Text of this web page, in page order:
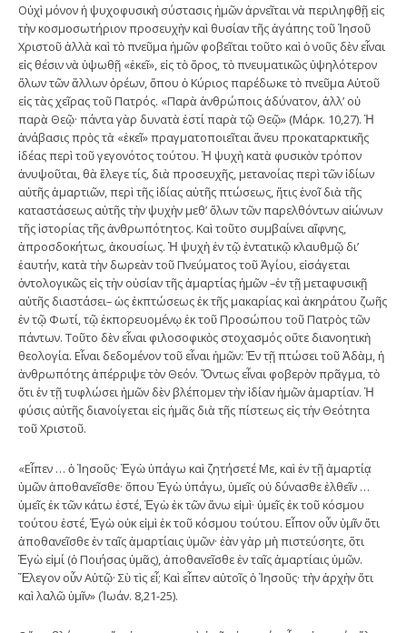
Οὐχὶ μόνον ἡ ψυχοφυσικὴ σύστασις ἡμῶν ἀρνεῖται νὰ περιληφθῇ εἰς
τὴν κοσμοσωτήριον προσευχὴν καὶ θυσίαν τῆς ἀγάπης τοῦ Ἰησοῦ
Χριστοῦ ἀλλὰ καὶ τὸ πνεῦμα ἡμῶν φοβεῖται τοῦτο καὶ ὁ νοῦς δὲν εἶναι
εἰς θέσιν νὰ ὑψωθῇ «ἐκεῖ», εἰς τὸ ὅρος, τὸ πνευματικῶς ὑψηλότερον
ὅλων τῶν ἄλλων ὀρέων, ὅπου ὁ Κύριος παρέδωκε τὸ πνεῦμα Αὐτοῦ
εἰς τὰς χεῖρας τοῦ Πατρός. «Παρὰ ἀνθρώποις ἀδύνατον, ἀλλ’ οὐ
παρὰ Θεῷ· πάντα γὰρ δυνατὰ ἐστί παρὰ τῷ Θεῷ» (Μάρκ. 10,27). Ἡ
ἀνάβασις πρὸς τὰ «ἐκεῖ» πραγματοποιεῖται ἄνευ προκαταρκτικῆς
ἰδέας περὶ τοῦ γεγονότος τούτου. Ἡ ψυχὴ κατὰ φυσικὸν τρόπον
ἀνυψοῦται, θὰ ἔλεγε τίς, διὰ προσευχῆς, μετανοίας περὶ τῶν ἰδίων
αὐτῆς ἁμαρτιῶν, περὶ τῆς ἰδίας αὐτῆς πτώσεως, ἥτις ἑνοῖ διὰ τῆς
καταστάσεως αὐτῆς τὴν ψυχὴν μεθ’ ὅλων τῶν παρελθόντων αἰώνων
τῆς ἱστορίας τῆς ἀνθρωπότητος. Καὶ τοῦτο συμβαίνει αἴφνης,
ἀπροσδοκήτως, ἀκουσίως. Ἡ ψυχὴ ἐν τῷ ἐντατικῷ κλαυθμῷ δι’
ἑαυτήν, κατὰ τὴν δωρεὰν τοῦ Πνεύματος τοῦ Ἁγίου, εἰσάγεται
ὀντολογικῶς εἰς τὴν οὐσίαν τῆς ἁμαρτίας ἡμῶν –ἐν τῇ μεταφυσικῇ
αὐτῆς διαστάσει– ὡς ἐκπτώσεως ἐκ τῆς μακαρίας καὶ ἀκηράτου ζωῆς
ἐν τῷ Φωτί, τῷ ἐκπορευομένῳ ἐκ τοῦ Προσώπου τοῦ Πατρὸς τῶν
πάντων. Τοῦτο δὲν εἶναι φιλοσοφικὸς στοχασμός οὔτε διανοητικὴ
θεολογία. Εἶναι δεδομένον τοῦ εἶναι ἡμῶν: Ἐν τῇ πτώσει τοῦ Ἀδὰμ, ἡ
ἀνθρωπότης ἀπέρριψε τὸν Θεόν. Ὄντως εἶναι φοβερὸν πρᾶγμα, τὸ
ὅτι ἐν τῇ τυφλώσει ἡμῶν δὲν βλέπομεν τὴν ἰδίαν ἡμῶν ἁμαρτίαν. Ἡ
φύσις αὐτῆς διανοίγεται εἰς ἡμᾶς διὰ τῆς πίστεως εἰς τὴν Θεότητα
τοῦ Χριστοῦ.
«Εἶπεν … ὁ Ἰησοῦς· Ἐγὼ ὑπάγω καὶ ζητήσετέ Με, καὶ ἐν τῇ ἁμαρτίᾳ
ὑμῶν ἀποθανεῖσθε· ὅπου Ἐγὼ ὑπάγω, ὑμεῖς οὐ δύνασθε ἐλθεῖν …
ὑμεῖς ἐκ τῶν κάτω ἐστέ, Ἐγὼ ἐκ τῶν ἄνω εἰμὶ· ὑμεῖς ἐκ τοῦ κόσμου
τούτου ἐστέ, Ἐγὼ οὐκ εἰμὶ ἐκ τοῦ κόσμου τούτου. Εἶπον οὗν ὑμῖν ὅτι
ἀποθανεῖσθε ἐν ταῖς ἁμαρτίαις ὑμῶν· ἐὰν γὰρ μὴ πιστεύσητε, ὅτι
Ἐγὼ εἰμί (ὁ Ποιήσας ὑμᾶς), ἀποθανεῖσθε ἐν ταῖς ἁμαρτίαις ὑμῶν.
Ἔλεγον οὗν Αὐτῷ· Σὺ τὶς εἶ; Καὶ εἶπεν αὐτοῖς ὁ Ἰησοῦς· τὴν ἀρχὴν ὅτι
καὶ λαλῶ ὑμῖν» (Ἰωάν. 8,21-25).